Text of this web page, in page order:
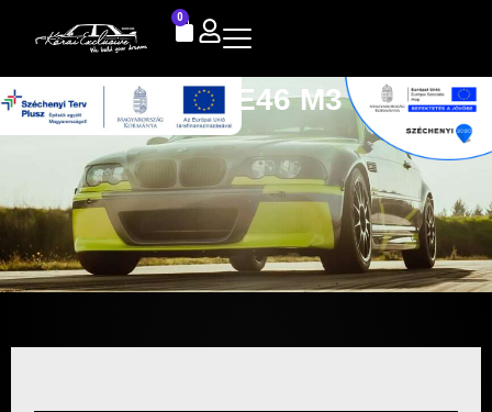
0
BMW E46 M3